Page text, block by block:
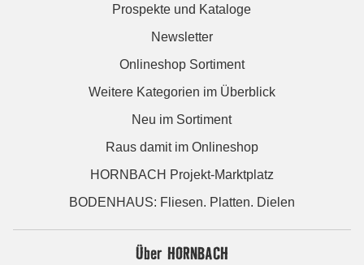
Prospekte und Kataloge
Newsletter
Onlineshop Sortiment
Weitere Kategorien im Überblick
Neu im Sortiment
Raus damit im Onlineshop
HORNBACH Projekt-Marktplatz
BODENHAUS: Fliesen. Platten. Dielen
Über HORNBACH